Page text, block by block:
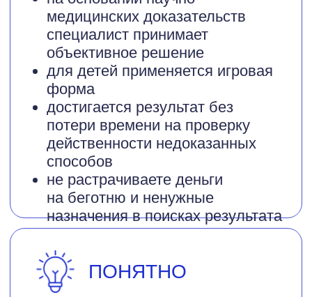
питьевая вода, климатические
системы
гостевой WI-FI (QR код
у администратора на ресепшн)
оплата принимается наличными,
по карте, по СБП, по QR -коду.
Запишитесь на
приём прямо
сейчас
Ищете специалиста, который
доказательной медицины и
проконсультирует доступно и
понятно?
Ваше имя